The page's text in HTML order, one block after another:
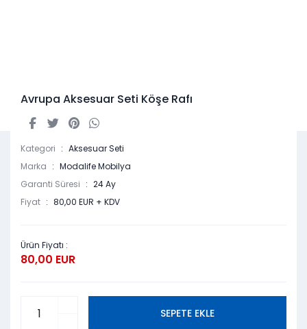
Avrupa Aksesuar Seti Köşe Rafı
Kategori
Aksesuar Seti
Marka
Modalife Mobilya
Garanti Süresi
24 Ay
Fiyat
80,00 EUR + KDV
Ürün Fiyatı :
80,00 EUR
SEPETE EKLE